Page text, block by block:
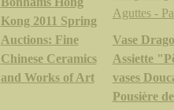
Kong 2011 Spring
Auctions: Fine
Chinese Ceramics
and Works of Art
Vase
Assiette
vases
Pousière